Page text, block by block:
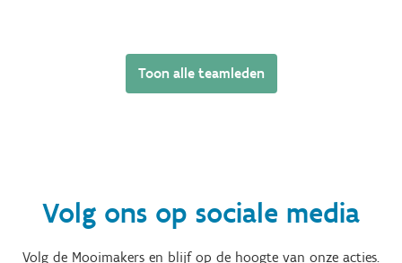
Michels
Klaartje De Boeck
Toon alle teamleden
Volg ons op sociale media
Volg de Mooimakers en blijf op de hoogte van onze acties.